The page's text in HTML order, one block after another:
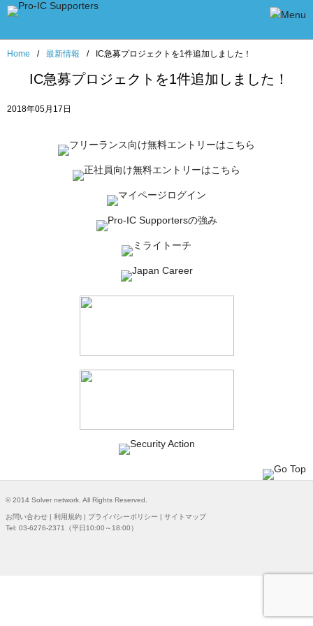
Home / 最新情報 / IC急募プロジェクトを1件追加しました！
IC急募プロジェクトを1件追加しました！
2018年05月17日
© 2014 Solver network. All Rights Reserved.
お問い合わせ | 利用規約 | プライバシーポリシー | サイトマップ
Tel: 03-6276-2371（平日10:00～18:00）